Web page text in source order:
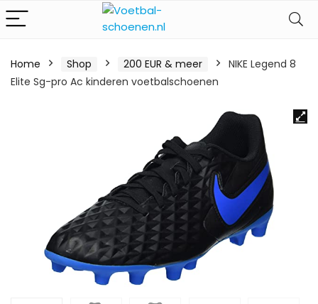
Home Shop 200 EUR & meer
NIKE Legend 8
Elite Sg-pro Ac kinderen voetbalschoenen